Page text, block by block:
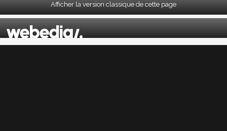
Afficher la version classique de cette page